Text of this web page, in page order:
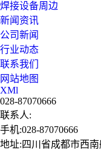
焊接设备周边
新闻资讯
公司新闻
行业动态
联系我们
网站地图
XMl
028-87070666
联系人:
手机:028-87070666
地址:四川省成都市西